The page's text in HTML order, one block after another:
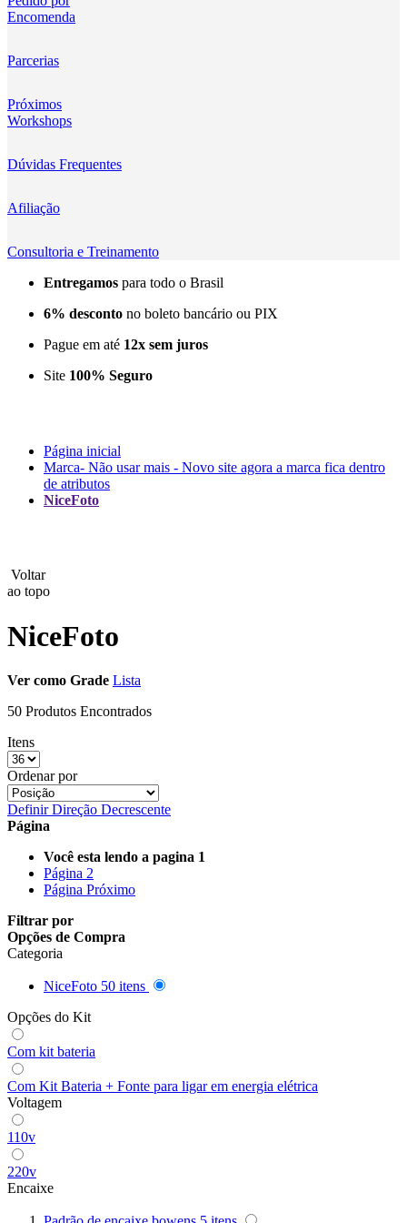
Kingma
Lensmingle
LiRen
Litepanels
LoveFoto
LowePro
Lumitecfoto
MAMEN
Mettle
Nanlite
NiceFoto
Photo Facility
Quenox
Ripoint
Somita
Encomenda
Parcerias
Próximos
Workshops
Dúvidas Frequentes
Afiliação
Consultoria e Treinamento
Entregamos para todo o Brasil
6% desconto no boleto bancário ou PIX
Pague em até 12x sem juros
Site 100% Seguro
Página inicial
Marca- Não usar mais - Novo site agora a marca fica dentro
de atributos
NiceFoto
Voltar
ao topo
NiceFoto
Ver como Grade Lista
50 Produtos Encontrados
Itens
Ordenar por
Definir Direção Decrescente
Página
Você esta lendo a pagina 1
Página 2
Página Próximo
Filtrar por
Opções de Compra
Categoria
NiceFoto 50 itens
Opções do Kit
Com kit bateria
Com Kit Bateria + Fonte para ligar em energia elétrica
Voltagem
110v
220v
Encaixe